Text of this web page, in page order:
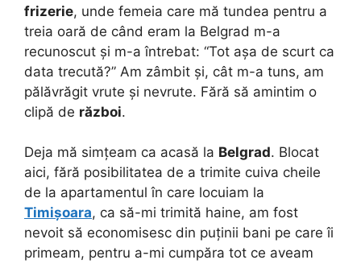
frizerie, unde femeia care mă tundea pentru a
treia oară de când eram la Belgrad m-a
recunoscut și m-a întrebat: “Tot așa de scurt ca
data trecută?” Am zâmbit și, cât m-a tuns, am
pălăvrăgit vrute și nevrute. Fără să amintim o
clipă de război.
Deja mă simțeam ca acasă la Belgrad. Blocat
aici, fără posibilitatea de a trimite cuiva cheile
de la apartamentul în care locuiam la
Timișoara, ca să-mi trimită haine, am fost
nevoit să economisesc din puținii bani pe care îi
primeam, pentru a-mi cumpăra tot ce aveam